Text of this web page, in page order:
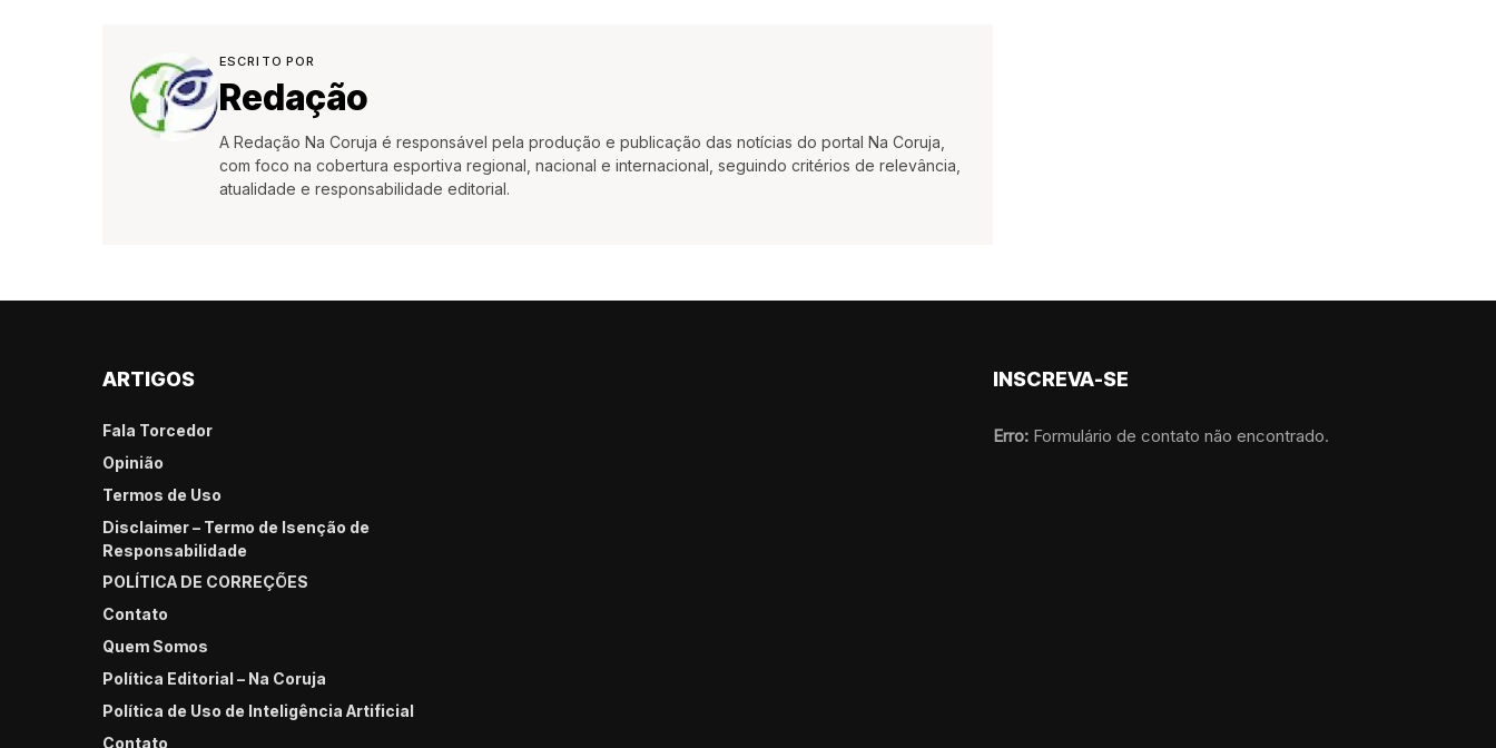
ESCRITO POR
Redação
A Redação Na Coruja é responsável pela produção e publicação das notícias do portal Na Coruja,
com foco na cobertura esportiva regional, nacional e internacional, seguindo critérios de relevância,
atualidade e responsabilidade editorial.
ARTIGOS
Fala Torcedor
Opinião
Termos de Uso
Disclaimer – Termo de Isenção de
Responsabilidade
POLÍTICA DE CORREÇÕES
Contato
Quem Somos
Política Editorial – Na Coruja
Política de Uso de Inteligência Artificial
Contato
INSCREVA-SE
Erro: Formulário de contato não encontrado.